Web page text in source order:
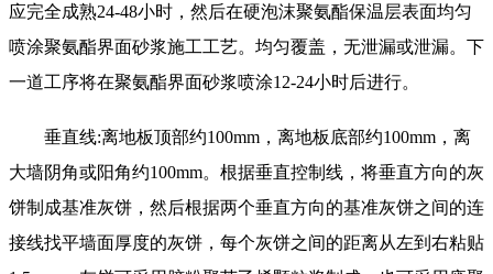
应完全成熟24-48小时，然后在硬泡沫聚氨酯保温层表面均匀
喷涂聚氨酯界面砂浆施工工艺。均匀覆盖，无泄漏或泄漏。下
一道工序将在聚氨酯界面砂浆喷涂12-24小时后进行。
垂直线:离地板顶部约100mm，离地板底部约100mm，离
大墙阴角或阳角约100mm。根据垂直控制线，将垂直方向的灰
饼制成基准灰饼，然后根据两个垂直方向的基准灰饼之间的连
接线找平墙面厚度的灰饼，每个灰饼之间的距离从左到右粘贴